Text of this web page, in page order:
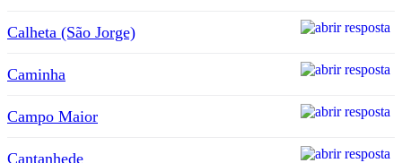
Calheta (São Jorge)
Caminha
Campo Maior
Cantanhede